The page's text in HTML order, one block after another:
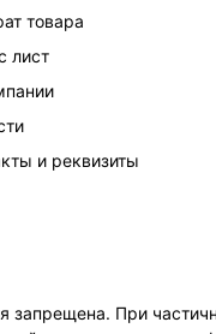
товара
лист
и реквизиты
При